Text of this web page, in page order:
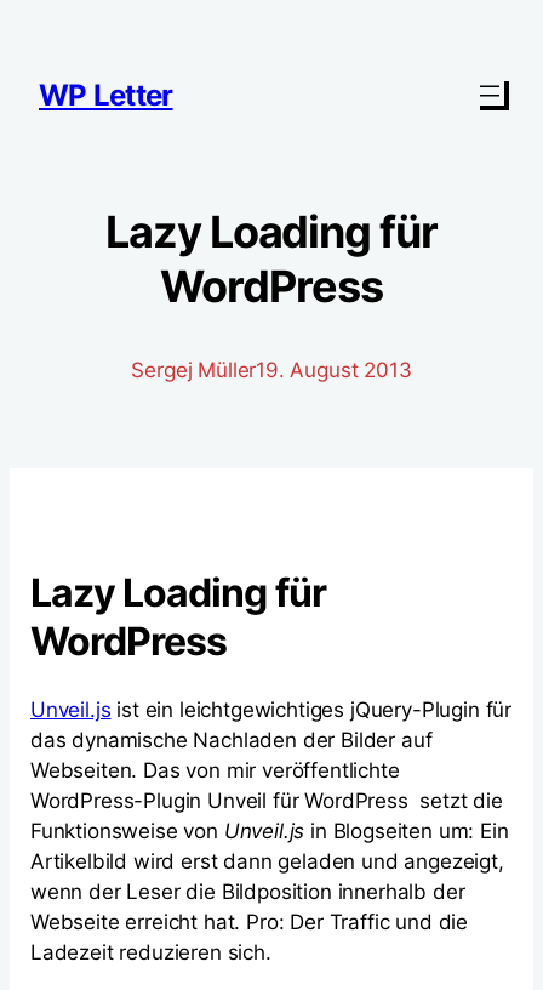
springen
WP Letter
Lazy Loading für
WordPress
Sergej Müller19. August 2013
Lazy Loading für
WordPress
Unveil.js ist ein leichtgewichtiges jQuery-Plugin für
das dynamische Nachladen der Bilder auf
Webseiten. Das von mir veröffentlichte
WordPress-Plugin Unveil für WordPress setzt die
Funktionsweise von Unveil.js in Blogseiten um: Ein
Artikelbild wird erst dann geladen und angezeigt,
wenn der Leser die Bildposition innerhalb der
Webseite erreicht hat. Pro: Der Traffic und die
Ladezeit reduzieren sich.